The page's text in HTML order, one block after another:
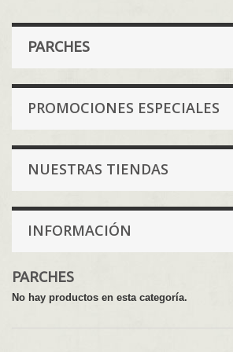
PARCHES
PROMOCIONES ESPECIALES
NUESTRAS TIENDAS
INFORMACIÓN
PARCHES
No hay productos en esta categoría.